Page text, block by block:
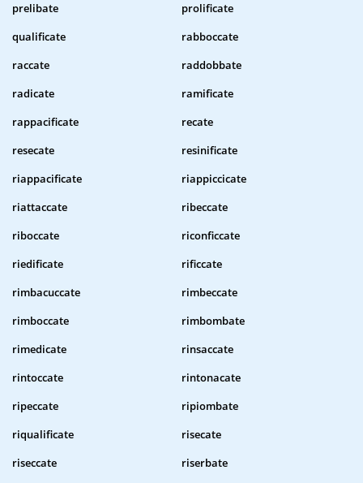
prelibate
prolificate
qualificate
rabboccate
raccate
raddobbate
radicate
ramificate
rappacificate
recate
resecate
resinificate
riappacificate
riappiccicate
riattaccate
ribeccate
riboccate
riconficcate
riedificate
rificcate
rimbacuccate
rimbeccate
rimboccate
rimbombate
rimedicate
rinsaccate
rintoccate
rintonacate
ripeccate
ripiombate
riqualificate
risecate
riseccate
riserbate